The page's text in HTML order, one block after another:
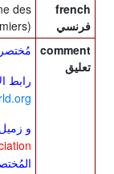
french
فرنسي
des
comment
تعليق
رابط
و زميل